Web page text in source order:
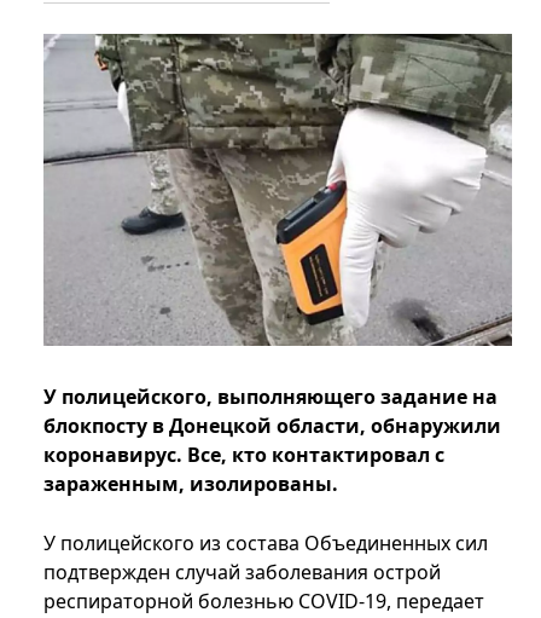
У полицейского, выполняющего задание на
блокпосту в Донецкой области, обнаружили
коронавирус. Все, кто контактировал с
зараженным, изолированы.
У полицейского из состава Объединенных сил
подтвержден случай заболевания острой
респираторной болезнью COVID-19, передает